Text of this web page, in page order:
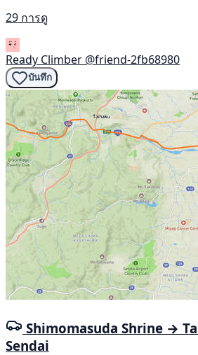
29 การดู
Ready Climber @friend-2fb68980
บันทึก
Shimomasuda Shrine →
Sendai